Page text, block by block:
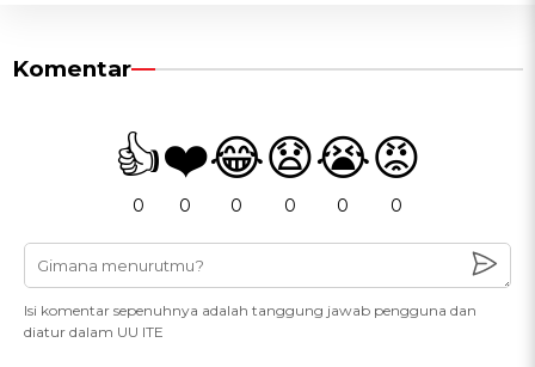
Komentar
👍
0
❤️
0
😂
0
😧
0
😭
0
😡
0
Isi komentar sepenuhnya adalah tanggung jawab pengguna dan
diatur dalam UU ITE